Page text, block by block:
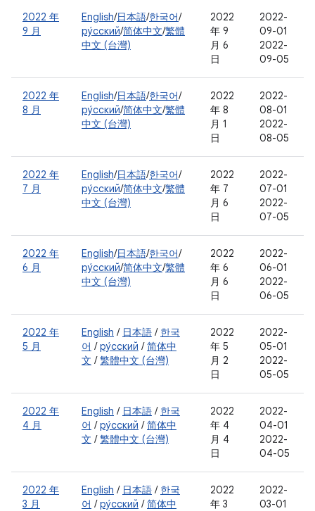
2022 年
9 月
English/日本語/한국어/
ру́сский/简体中文/繁體
中文 (台灣)
2022
年 9
月 6
日
2022-
09-01
2022-
09-05
2022 年
8 月
English/日本語/한국어/
ру́сский/简体中文/繁體
中文 (台灣)
2022
年 8
月 1
日
2022-
08-01
2022-
08-05
2022 年
7 月
English/日本語/한국어/
ру́сский/简体中文/繁體
中文 (台灣)
2022
年 7
月 6
日
2022-
07-01
2022-
07-05
2022 年
6 月
English/日本語/한국어/
ру́сский/简体中文/繁體
中文 (台灣)
2022
年 6
月 6
日
2022-
06-01
2022-
06-05
2022 年
5 月
English / 日本語 / 한국
어 /ру́сский /简体中
文 /繁體中文 (台灣)
2022
年 5
月 2
日
2022-
05-01
2022-
05-05
2022 年
4 月
English / 日本語 / 한국
어 /ру́сский /简体中
文 /繁體中文 (台灣)
2022
年 4
月 4
日
2022-
04-01
2022-
04-05
2022 年
3 月
English / 日本語 / 한국
어 /ру́сский /简体中
2022
年 3
2022-
03-01